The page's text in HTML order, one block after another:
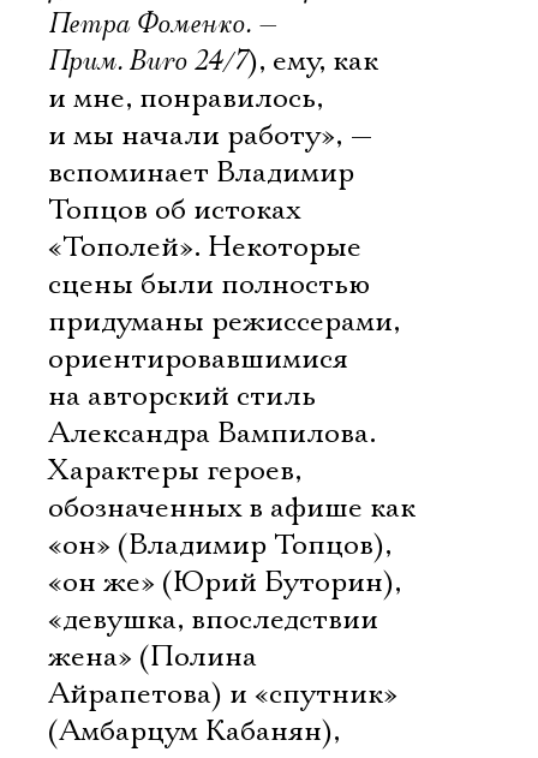
Петра Фоменко. —
Прим. Buro 24/7), ему, как
и мне, понравилось,
и мы начали работу», —
вспоминает Владимир
Топцов об истоках
«Тополей». Некоторые
сцены были полностью
придуманы режиссерами,
ориентировавшимися
на авторский стиль
Александра Вампилова.
Характеры героев,
обозначенных в афише как
«он» (Владимир Топцов),
«он же» (Юрий Буторин),
«девушка, впоследствии
жена» (Полина
Айрапетова) и «спутник»
(Амбарцум Кабанян),